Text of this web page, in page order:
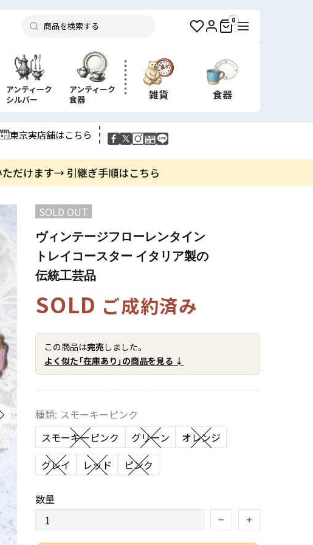
0
アンティーク
シルバー
アンティーク
食器
雑貨 食器
東京実店舗はこちら
ただけます→ 引継ぎ手順はこちら
SOLD OUT
ヴィンテージフローレンタイン
トレイコースター イタリア製の​
伝統工芸品
SOLD ご成約済み
この商品は完売しました。
よく似た「在庫あり」の商品を見る ↓
種類: スモーキーピンク
スモーキーピンク
グリーン
オレンジ
グレイ
レッド ピンク
数量